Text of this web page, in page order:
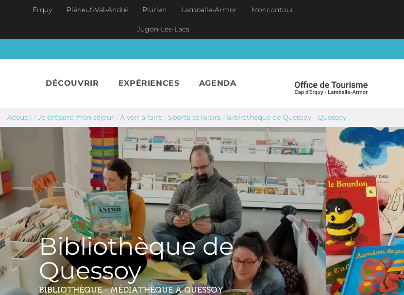
Aller au contenu principal
Erquy Pléneuf-Val-André Plurien Lamballe-Armor Moncontour
Jugon-Les-Lacs
DÉCOUVRIR EXPÉRIENCES AGENDA
Accueil / Je prépare mon séjour / À voir à faire / Sports et loisirs / Bibliothèque de Quessoy - Quessoy
Bibliothèque de
Quessoy
BIBLIOTHÈQUE - MÉDIATHÈQUE À QUESSOY